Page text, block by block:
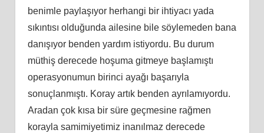
benimle paylaşıyor herhangi bir ihtiyacı yada
sıkıntısı olduğunda ailesine bile söylemeden bana
danışıyor benden yardım istiyordu. Bu durum
müthiş derecede hoşuma gitmeye başlamıştı
operasyonumun birinci ayağı başarıyla
sonuçlanmıştı. Koray artık benden ayrılamıyordu.
Aradan çok kısa bir süre geçmesine rağmen
korayla samimiyetimiz inanılmaz derecede